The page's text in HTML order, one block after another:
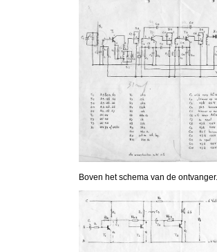
Boven het schema van de ontvanger.